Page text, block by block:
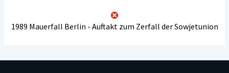
1989 Mauerfall Berlin - Auftakt zum Zerfall der Sowjetunion